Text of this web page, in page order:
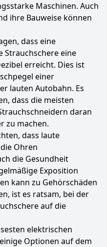
Maschinen. Auch
ihre Bauweise können
dass eine
Strauchschere eine
erreicht. Dies ist
einer
lauten Autobahn. Es
dass die meisten
daran
zu machen.
dass laute
Ohren
die Gesundheit
Exposition
kann zu Gehörschäden
ist es ratsam, bei der
auf die
elektrischen
Optionen auf dem